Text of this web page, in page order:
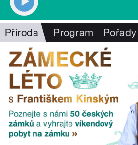
Příroda Program Pořady